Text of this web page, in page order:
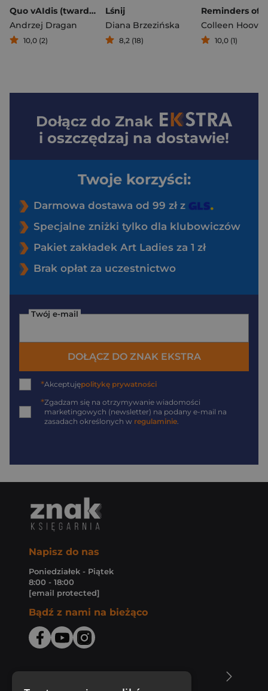
Quo vAIdis (twarda oprawa)
Andrzej Dragan
10,0 (2)
Lśnij
Diana Brzezińska
8,2 (18)
Colleen Hoover
10,0 (1)
Dołącz do Znak
i oszczędzaj na dostawie!
Twoje korzyści:
Darmowa dostawa od 99 zł z
Specjalne zniżki tylko dla klubowiczów
Pakiet zakładek Art Ladies za 1 zł
Brak opłat za uczestnictwo
Twój e-mail
DOŁĄCZ DO ZNAK EKSTRA
*Akceptujępolitykę prywatności
*Zgadzam się na otrzymywanie wiadomości
marketingowych (newsletter) na podany e-mail na
zasadach określonych w regulaminie.
Napisz do nas
Poniedziałek - Piątek
8:00 - 18:00
[email protected]
Bądź z nami na bieżąco